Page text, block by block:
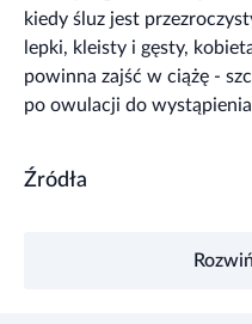
kiedy śluz jest
lepki, kleisty i gęsty,
powinna zajść w ciążę -
po owulacji do
Źródła